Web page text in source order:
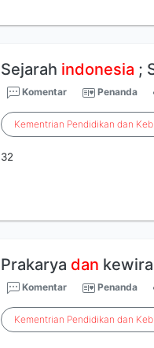
Sejarah indonesia ;
Komentar Penanda
Kementrian Pendidikan dan
32
Prakarya dan
Komentar Penanda
Kementrian Pendidikan dan